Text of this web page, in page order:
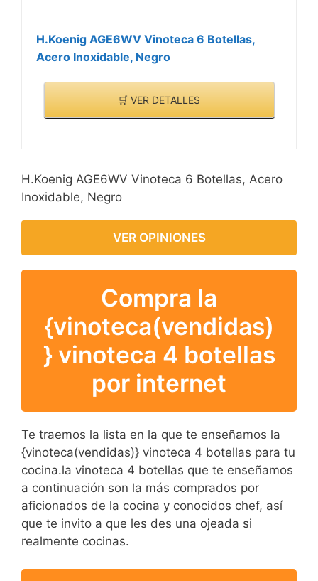
H.Koenig AGE6WV Vinoteca 6 Botellas,
Acero Inoxidable, Negro
🛒 VER DETALLES
H.Koenig AGE6WV Vinoteca 6 Botellas, Acero
Inoxidable, Negro
VER OPINIONES
Compra la
{vinoteca(vendidas)
} vinoteca 4 botellas
por internet
Te traemos la lista en la que te enseñamos la
{vinoteca(vendidas)} vinoteca 4 botellas para tu
cocina.la vinoteca 4 botellas que te enseñamos
a continuación son la más comprados por
aficionados de la cocina y conocidos chef, así
que te invito a que les des una ojeada si
realmente cocinas.